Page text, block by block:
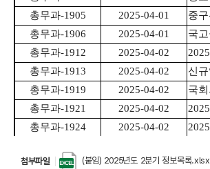
첨부파일 (붙임) 2025년도 2분기 정보목록.xlsx